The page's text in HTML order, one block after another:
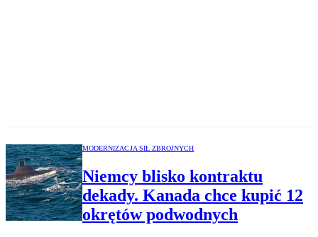
MODERNIZACJA SIŁ ZBROJNYCH
Niemcy blisko kontraktu
dekady. Kanada chce kupić 12
okrętów podwodnych